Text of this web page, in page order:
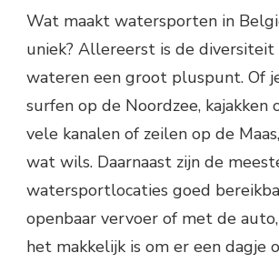
Wat maakt watersporten in
uniek? Allereerst is de diversiteit
wateren een groot pluspunt. Of
surfen op de Noordzee, kajakken
vele kanalen of zeilen op de
wat wils. Daarnaast zijn de
watersportlocaties goed
openbaar vervoer of met de
het makkelijk is om er een dagje